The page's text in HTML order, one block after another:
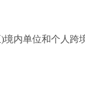
境内单位和个人跨